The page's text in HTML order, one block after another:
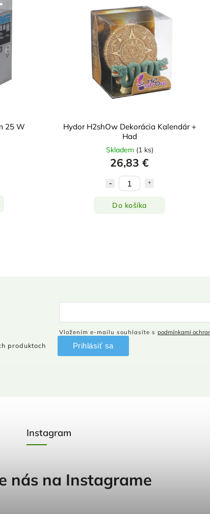
25 W
Hydor H2shOw Dekorácia Kalendár +
Had
Skladem (1 ks)
26,83 €
Do košíka
produktoch
Vložením e-mailu souhlasíte s podmínkami
Prihlásiť sa
Instagram
nás na Instagrame